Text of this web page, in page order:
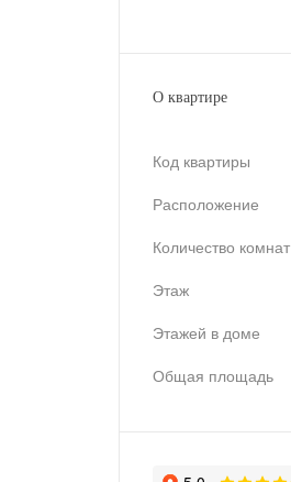
О квартире
Код квартиры
Расположение
Количество комнат
Этаж
Этажей в доме
Общая площадь